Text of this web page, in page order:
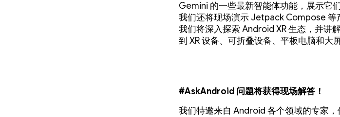
Gemini 的一些最新智能体功能，展示它
我们还将现场演示 Jetpack Compose 等
我们将深入探索 Android XR 生态，并讲
到 XR 设备、可折叠设备、平板电脑和大
#AskAndroid 问题将获得现场解答！
我们特邀来自 Android 各个领域的专家